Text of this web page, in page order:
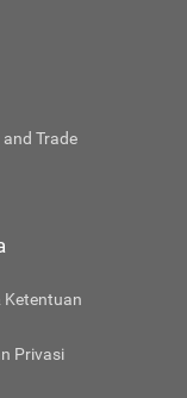
Trade
Ketentuan
Privasi